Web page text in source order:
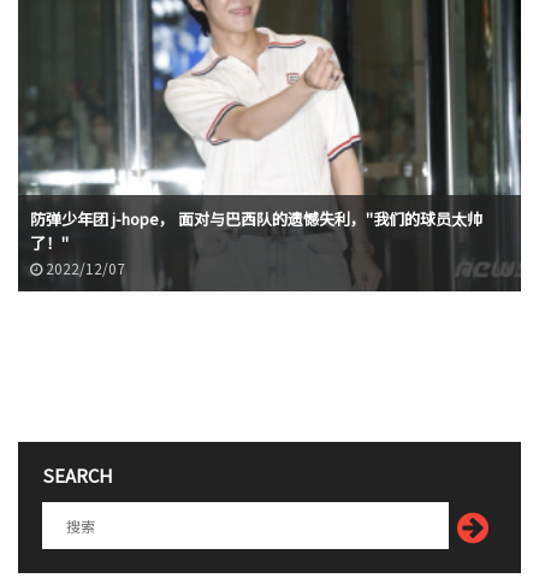
防弹少年团 j-hope， 面对与巴西队的遗憾失利，"我们的球员太帅
了！"
2022/12/07
SEARCH